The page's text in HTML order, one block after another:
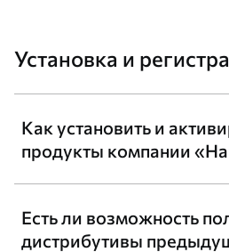
Установка и
Как установить и
продукты компании
Есть ли возможность
дистрибутивы